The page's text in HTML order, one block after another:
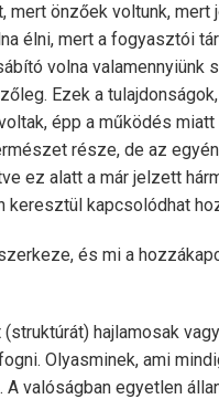
mert önzőek voltunk, mert
élni, mert a fogyasztói
volna valamennyiünk
Ezek a
épp a működés
része, de az
ez alatt a már jelzett
keresztül kapcsolódhat
és mi a
hajlamosak
Olyasminek, ami
A valóságban egyetlen